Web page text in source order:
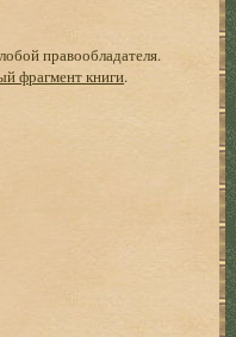
правообладателя.
фрагмент книги.